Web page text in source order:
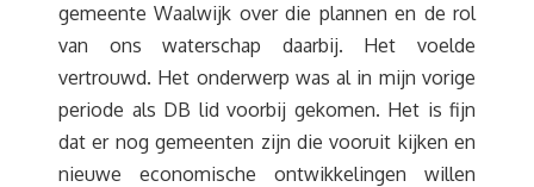
gemeente Waalwijk over die plannen en de rol
van ons waterschap daarbij. Het voelde
vertrouwd. Het onderwerp was al in mijn vorige
periode als DB lid voorbij gekomen. Het is fijn
dat er nog gemeenten zijn die vooruit kijken en
nieuwe economische ontwikkelingen willen